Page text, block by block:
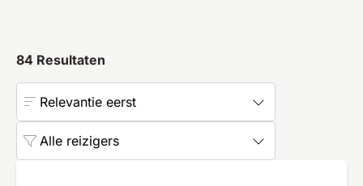
84 Resultaten
Relevantie eerst
Alle reizigers